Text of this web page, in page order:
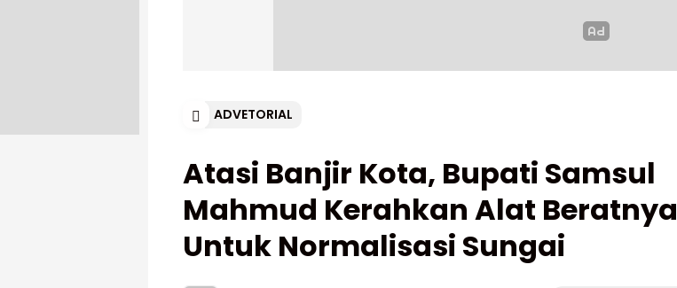
ADVETORIAL
Atasi Banjir Kota, Bupati Samsul
Mahmud Kerahkan Alat Beratnya
Untuk Normalisasi Sungai